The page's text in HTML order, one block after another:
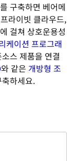
구축하면 베어메
라이빗 클라우드,
걸쳐 상호운용성
케이션 프로그래
스 제품을 연결
와 같은 개방형 조
하세요.